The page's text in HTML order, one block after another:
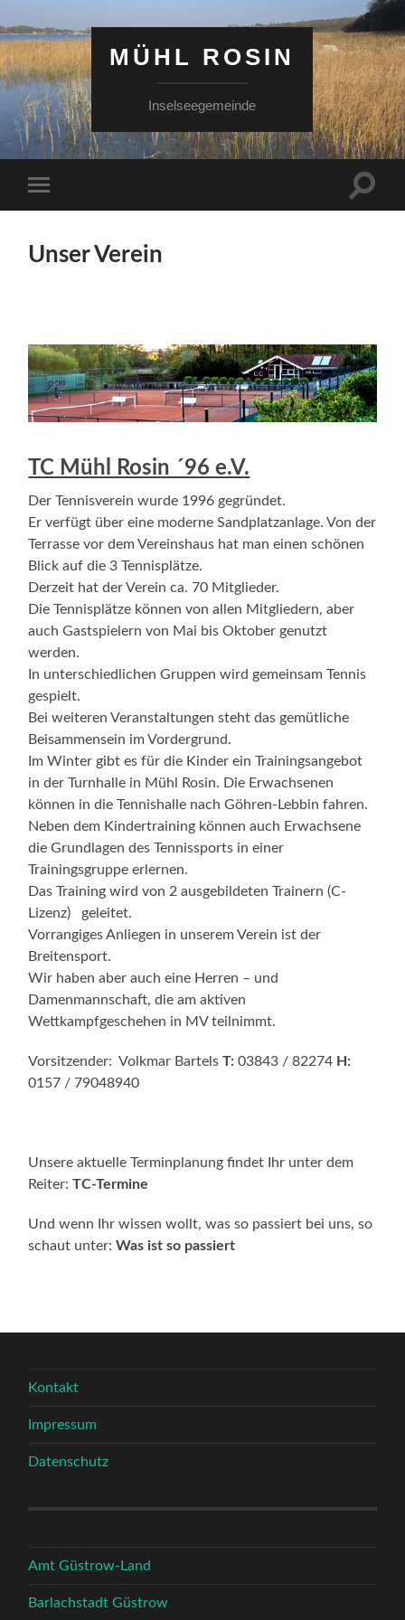
MÜHL ROSIN
Inselseegemeinde
Menü
Unser Verein
TC Mühl Rosin ´96 e.V.
Der Tennisverein wurde 1996 gegründet.
Er verfügt über eine moderne Sandplatzanlage. Von der
Terrasse vor dem Vereinshaus hat man einen schönen
Blick auf die 3 Tennisplätze.
Derzeit hat der Verein ca. 70 Mitglieder.
Die Tennisplätze können von allen Mitgliedern, aber
auch Gastspielern von Mai bis Oktober genutzt
werden.
In unterschiedlichen Gruppen wird gemeinsam Tennis
gespielt.
Bei weiteren Veranstaltungen steht das gemütliche
Beisammensein im Vordergrund.
Im Winter gibt es für die Kinder ein Trainingsangebot
in der Turnhalle in Mühl Rosin. Die Erwachsenen
können in die Tennishalle nach Göhren-Lebbin fahren.
Neben dem Kindertraining können auch Erwachsene
die Grundlagen des Tennissports in einer
Trainingsgruppe erlernen.
Das Training wird von 2 ausgebildeten Trainern (C-
Lizenz) geleitet.
Vorrangiges Anliegen in unserem Verein ist der
Breitensport.
Wir haben aber auch eine Herren – und
Damenmannschaft, die am aktiven
Wettkampfgeschehen in MV teilnimmt.
Vorsitzender: Volkmar BartelsT: 03843 / 82274 H:
0157 / 79048940
Unsere aktuelle Terminplanung findet Ihr unter dem
Reiter:TC-Termine
Und wenn Ihr wissen wollt, was so passiert bei uns, so
schaut unter:Was ist so passiert
Kontakt
Impressum
Datenschutz
Amt Güstrow-Land
Barlachstadt Güstrow